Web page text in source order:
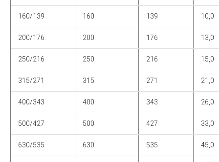
160/139 160 139 10,0
200/176 200 176 13,0
250/216 250 216 15,0
315/271 315 271 21,0
400/343 400 343 26,0
500/427 500 427 33,0
630/535 630 535 45,0